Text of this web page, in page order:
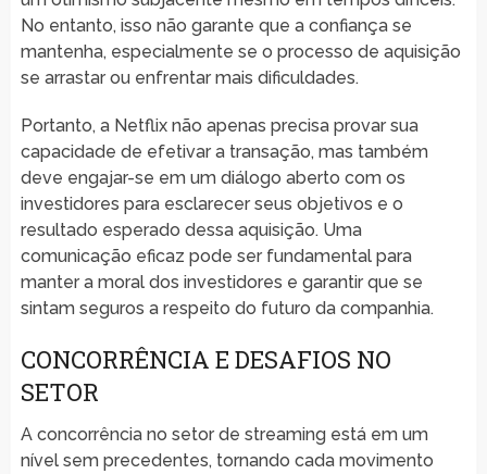
No entanto, isso não garante que a confiança se
mantenha, especialmente se o processo de aquisição
se arrastar ou enfrentar mais dificuldades.
Portanto, a Netflix não apenas precisa provar sua
capacidade de efetivar a transação, mas também
deve engajar-se em um diálogo aberto com os
investidores para esclarecer seus objetivos e o
resultado esperado dessa aquisição. Uma
comunicação eficaz pode ser fundamental para
manter a moral dos investidores e garantir que se
sintam seguros a respeito do futuro da companhia.
CONCORRÊNCIA E DESAFIOS NO
SETOR
A concorrência no setor de streaming está em um
nível sem precedentes, tornando cada movimento